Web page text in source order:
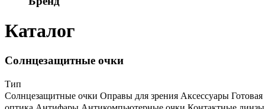
Каталог
Солнцезащитные очки
Тип
Солнцезащитные очки Оправы для зрения Аксессуары Готовая